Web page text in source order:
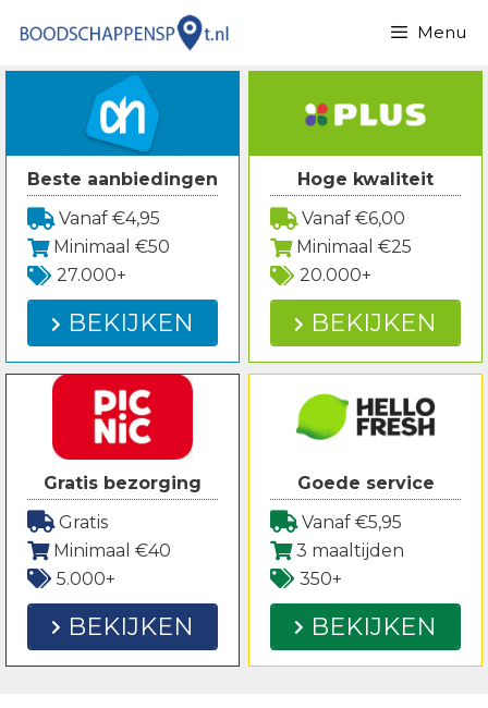
naar
Menu
Beste aanbiedingen
Vanaf €4,95
Minimaal €50
27.000+
BEKIJKEN
Hoge kwaliteit
Vanaf €6,00
Minimaal €25
20.000+
BEKIJKEN
Gratis bezorging
Gratis
Minimaal €40
5.000+
BEKIJKEN
Goede service
Vanaf €5,95
3 maaltijden
350+
BEKIJKEN